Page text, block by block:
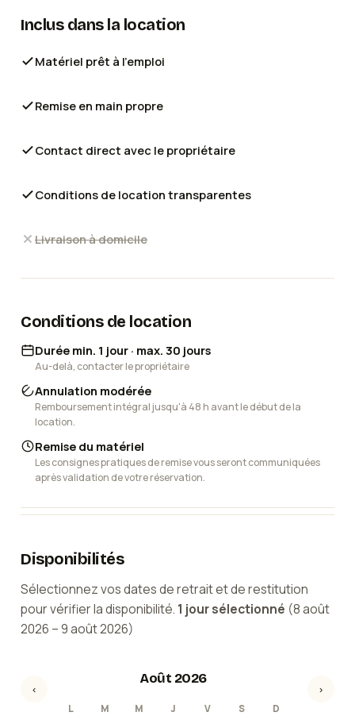
Inclus dans la location
Matériel prêt à l'emploi
Remise en main propre
Contact direct avec le propriétaire
Conditions de location transparentes
Livraison à domicile
Conditions de location
Durée min. 1 jour · max. 30 jours
Au-delà, contacter le propriétaire
Annulation modérée
Remboursement intégral jusqu'à 48 h avant le début de la
location.
Remise du matériel
Les consignes pratiques de remise vous seront communiquées
après validation de votre réservation.
Disponibilités
Sélectionnez vos dates de retrait et de restitution
pour vérifier la disponibilité. 1 joursélectionné (8 août
2026 –9 août 2026)
‹
Août 2026
L M M J V S D
›